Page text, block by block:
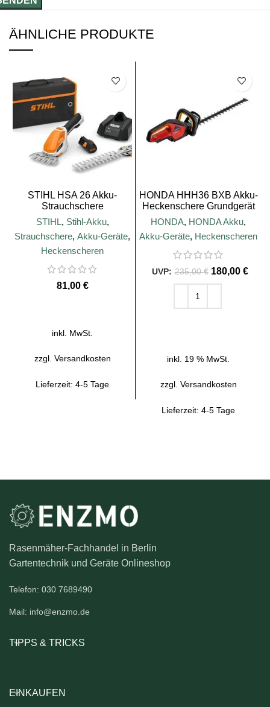
ÄHNLICHE PRODUKTE
STIHL HSA 26 Akku-
Strauchschere
STIHL, Stihl-Akku,
Strauchschere, Akku-Geräte,
Heckenscheren
€
inkl. MwSt.
zzgl. Versandkosten
Lieferzeit: 4-5 Tage
HONDA HHH36 BXB Akku-
Heckenschere Grundgerät
HONDA, HONDA Akku,
Akku-Geräte, Heckenscheren
235,00€ 180,00 €
inkl. 19 % MwSt.
zzgl. Versandkosten
Lieferzeit: 4-5 Tage
Rasenmäher-Fachhandel in Berlin
Gartentechnik und Geräte Onlineshop
Telefon: 030 7689490
Mail: info@enzmo.de
TIPPS & TRICKS
EINKAUFEN